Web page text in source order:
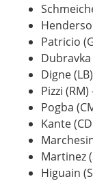
Patricio
Dubravka
Digne
Pizzi (RM)
Pogba
Kante
Martinez
Higuain